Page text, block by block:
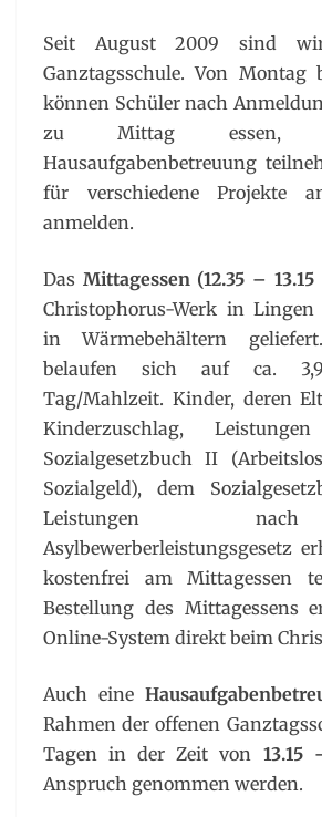
Seit August 2009 sind
Ganztagsschule. Von Montag
können Schüler nach
zu Mittag essen,
Hausaufgabenbetreuung
für verschiedene Projekte
anmelden.
Das Mittagessen (12.35 – 13.15
Christophorus-Werk in
in Wärmebehältern
belaufen sich auf ca.
Tag/Mahlzeit. Kinder, deren
Kinderzuschlag,
Sozialgesetzbuch II
Sozialgeld), dem
Leistungen
Asylbewerberleistungsgesetz
kostenfrei am Mittagessen
Bestellung des Mittagessens
Online-System direkt beim
Auch eine
Rahmen der offenen
Tagen in der Zeit von 13.15
Anspruch genommen werden.